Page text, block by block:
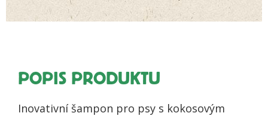
šampon
POPIS PRODUKTU
Inovativní šampon pro psy s kokosovým